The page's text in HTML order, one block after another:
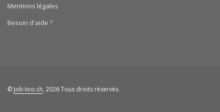
Mentions légales
Besoin d'aide ?
© Job-too.ch, 2026 Tous droits réservés.